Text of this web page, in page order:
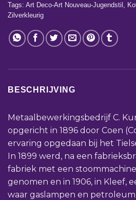
Tags: Art Deco-Art Nouveau-Jugendstil
Zilverkleurig
BESCHRIJVING
Metaalbewerkingsbedrijf C.
opgericht in 1896 door Coen
ervaring opgedaan bij het
In 1899 werd, na een
fabriek met een
genomen en in 1906, in Kleef,
waar gaslampen en